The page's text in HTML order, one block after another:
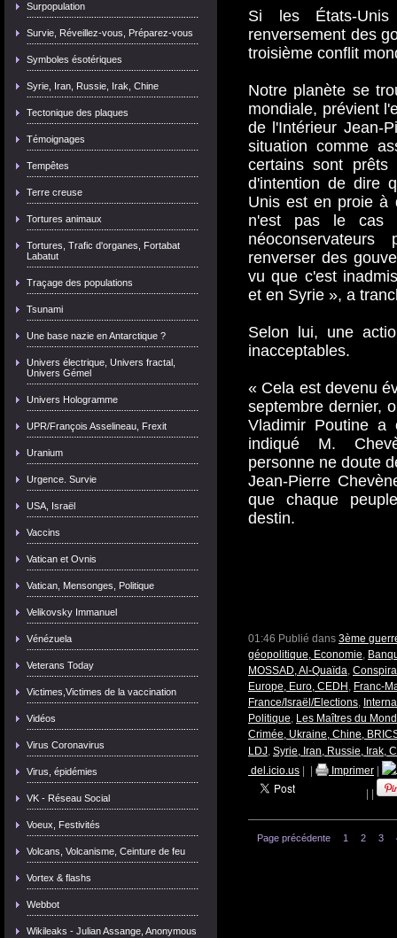
Surpopulation
Survie, Réveillez-vous, Préparez-vous
Symboles ésotériques
Syrie, Iran, Russie, Irak, Chine
Tectonique des plaques
Témoignages
Tempêtes
Terre creuse
Tortures animaux
Tortures, Trafic d'organes, Fortabat
Labatut
Traçage des populations
Tsunami
Une base nazie en Antarctique ?
Univers électrique, Univers fractal,
Univers Gémel
Univers Hologramme
UPR/François Asselineau, Frexit
Uranium
Urgence. Survie
USA, Israël
Vaccins
Vatican et Ovnis
Vatican, Mensonges, Politique
Velikovsky Immanuel
Vénézuela
Veterans Today
Victimes,Victimes de la vaccination
Vidéos
Virus Coronavirus
Virus, épidémies
VK - Réseau Social
Voeux, Festivités
Volcans, Volcanisme, Ceinture de feu
Vortex & flashs
Webbot
Wikileaks - Julian Assange, Anonymous
Si les États-
renversement des
troisième conflit
Notre planète se
mondiale, prévient
de l'Intérieur Jean-
situation comme
certains sont
d'intention de dire
Unis est en proie à
n'est pas le cas
renverser des
vu que c'est
et en Syrie », a
Selon lui, une
inacceptables.
« Cela est devenu
septembre dernier,
Vladimir Poutine
indiqué M.
personne ne doute
Jean-Pierre
que chaque
destin.
01:46 Publié dans 3ème
géopolitique, Economie,
MOSSAD, Al-Quaïda,
Europe, Euro, CEDH , Franc-
France/Israël/Elections,
Politique, Les Maîtres du
Crimée, Ukraine, Chine,
LDJ, Syrie, Iran, Russie, Irak,
del.icio.us
Imprimer
Page précédente 1 2 3